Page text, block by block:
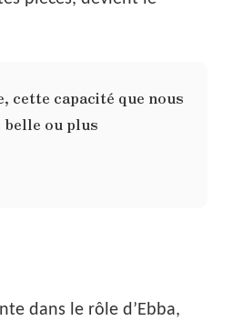
cette capacité que nous
ou plus
dans le rôle d’Ebba,